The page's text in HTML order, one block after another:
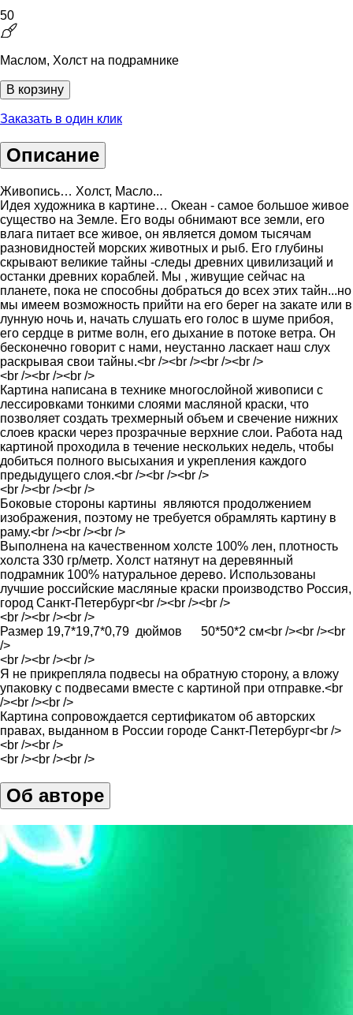
50
Маслом, Холст на подрамнике
В корзину
Заказать в один клик
Описание
Живопись… Холст, Масло...
Идея художника в картине… Океан - самое большое живое
существо на Земле. Его воды обнимают все земли, его
влага питает все живое, он является домом тысячам
разновидностей морских животных и рыб. Его глубины
скрывают великие тайны -следы древних цивилизаций и
останки древних кораблей. Мы , живущие сейчас на
планете, пока не способны добраться до всех этих тайн...но
мы имеем возможность прийти на его берег на закате или в
лунную ночь и, начать слушать его голос в шуме прибоя,
его сердце в ритме волн, его дыхание в потоке ветра. Он
бесконечно говорит с нами, неустанно ласкает наш слух
раскрывая свои тайны.<br /><br /><br /><br />
<br /><br /><br />
Картина написана в технике многослойной живописи с
лессировками тонкими слоями масляной краски, что
позволяет создать трехмерный объем и свечение нижних
слоев краски через прозрачные верхние слои. Работа над
картиной проходила в течение нескольких недель, чтобы
добиться полного высыхания и укрепления каждого
предыдущего слоя.<br /><br /><br />
<br /><br /><br />
Боковые стороны картины являются продолжением
изображения, поэтому не требуется обрамлять картину в
раму.<br /><br /><br />
Выполнена на качественном холсте 100% лен, плотность
холста 330 гр/метр. Холст натянут на деревянный
подрамник 100% натуральное дерево. Использованы
лучшие российские масляные краски производство Россия,
город Санкт-Петербург<br /><br /><br />
<br /><br /><br />
Размер 19,7*19,7*0,79 дюймов 50*50*2 см<br /><br /><br
/>
<br /><br /><br />
Я не прикрепляла подвесы на обратную сторону, а вложу
упаковку с подвесами вместе с картиной при отправке.<br
/><br /><br />
Картина сопровождается сертификатом об авторских
правах, выданном в России городе Санкт-Петербург<br />
<br /><br />
<br /><br /><br />
Об авторе